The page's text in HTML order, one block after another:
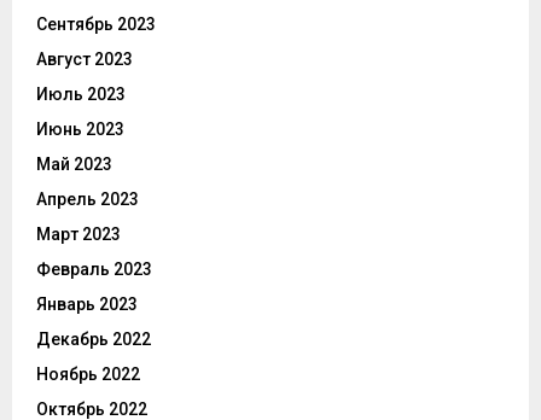
Сентябрь 2023
Август 2023
Июль 2023
Июнь 2023
Май 2023
Апрель 2023
Март 2023
Февраль 2023
Январь 2023
Декабрь 2022
Ноябрь 2022
Октябрь 2022